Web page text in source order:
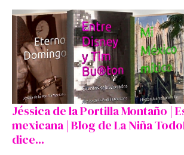
contenido
Jéssica de la Portilla Montaño |
mexicana | Blog de La Niña
dice...